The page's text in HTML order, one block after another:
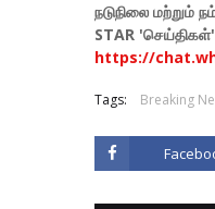
நடுநிலை மற்றும்
STAR 'செய்திகள்'
https://
Tags: Breaking